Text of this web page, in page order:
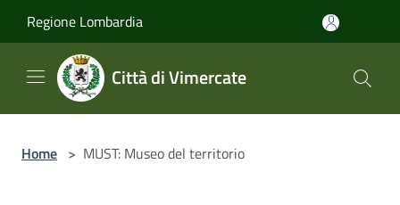
Regione Lombardia
Città di Vimercate
Home > MUST: Museo del territorio